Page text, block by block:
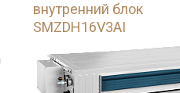
внутренний блок
SMZDH16V3AI